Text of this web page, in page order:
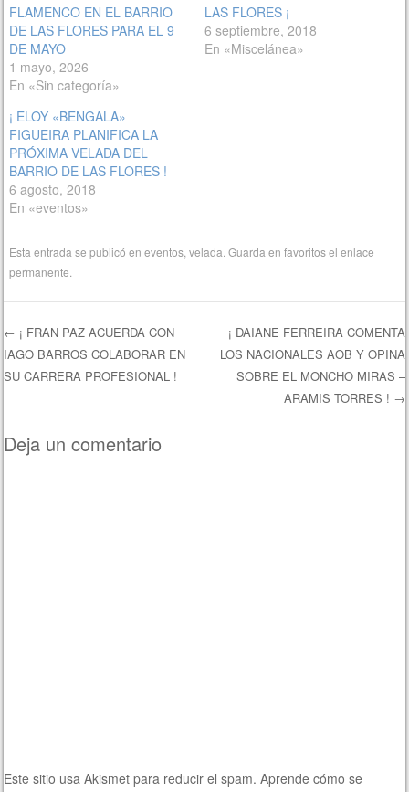
FLAMENCO EN EL BARRIO
DE LAS FLORES PARA EL 9
DE MAYO
1 mayo, 2026
En «Sin categoría»
LAS FLORES ¡
6 septiembre, 2018
En «Miscelánea»
¡ ELOY «BENGALA»
FIGUEIRA PLANIFICA LA
PRÓXIMA VELADA DEL
BARRIO DE LAS FLORES !
6 agosto, 2018
En «eventos»
Esta entrada se publicó eneventos ,velada . Guarda en favoritos elenlace
permanente
Navegación de entradas
← ¡ FRAN PAZ ACUERDA CON
IAGO BARROS COLABORAR EN
SU CARRERA PROFESIONAL !
¡ DAIANE FERREIRA COMENTA
LOS NACIONALES AOB Y OPINA
SOBRE EL MONCHO MIRAS –
ARAMIS TORRES ! →
Deja un comentario
Este sitio usa Akismet para reducir el spam.Aprende cómo se